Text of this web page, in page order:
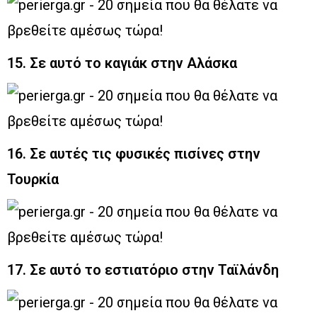
15. Σε αυτό το καγιάκ στην Αλάσκα
16. Σε αυτές τις φυσικές πισίνες στην
Τουρκία
17. Σε αυτό το εστιατόριο στην Ταϊλάνδη